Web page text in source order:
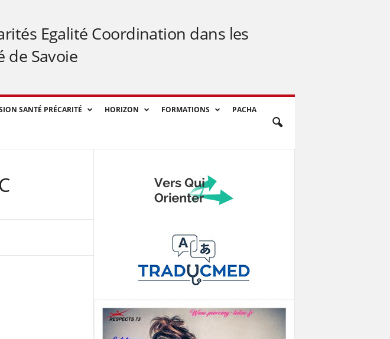
Egalité Coordination dans les
de Savoie
SANTÉ PRÉCARITÉ HORIZON FORMATIONS PACHA